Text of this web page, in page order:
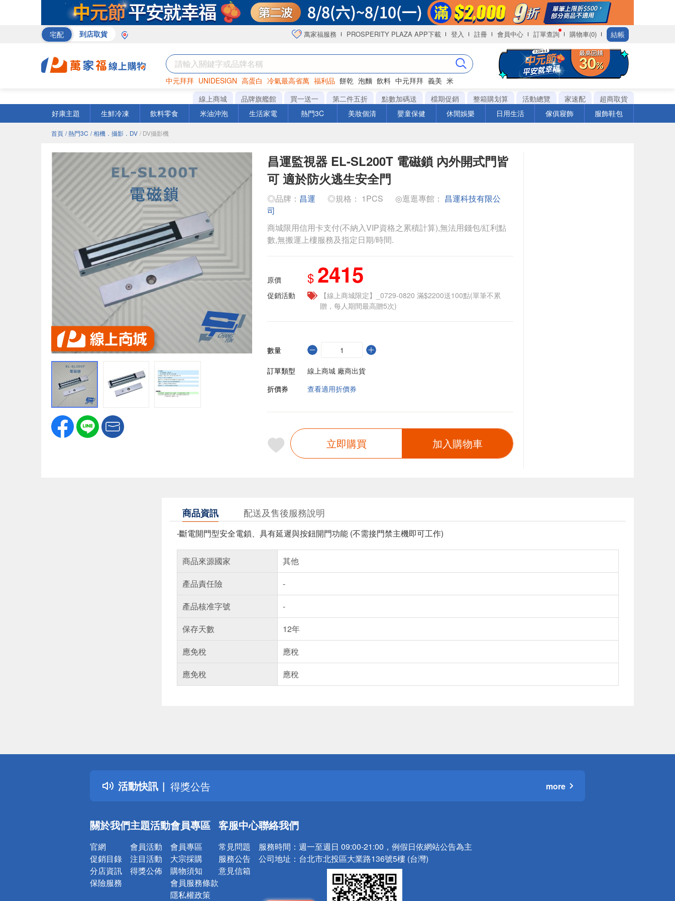
宅配 到店取貨 萬家福服務 PROSPERITY PLAZA APP下載 登入 註冊 會員中心 訂單查詢 購物車(0) 結帳
中元拜拜 UNIDESIGN 高蛋白 冷氣最高省萬 福利品 餅乾 泡麵 飲料 中元拜拜 義美 米
罐頭 海苔 洋芋片
線上商城 品牌旗艦館 買一送一 第二件五折 點數加碼送 檔期促銷 整箱購划算 活動總覽 家速配
超商取貨
好康主題
生鮮冷凍 飲料零食 米油沖泡 生活家電 熱門3C 美妝個清 嬰童保健 休閒娛樂 日用生活 傢俱寢飾 服飾鞋包
首頁 / 熱門3C / 相機．攝影．DV / DV攝影機
昌運監視器 EL-SL200T 電磁鎖 內外開式門皆
可 適於防火逃生安全門
◎品牌： 昌運 ◎規格： 1PCS ◎逛逛專館： 昌運科技有限公
司
商城限用信用卡支付(不納入VIP資格之累積計算),無法用錢包/紅利點
數,無搬運上樓服務及指定日期/時間.
原價 $ 2415
促銷活動
【線上商城限定】_0729-0820 滿$2200送100點(單筆不累
贈，每人期間最高贈5次)
數量
訂單類型
線上商城 廠商出貨
折價券
查看適用折價券
立即購買 加入購物車
商品資訊 配送及售後服務說明
-斷電開門型安全電鎖、具有延遲與按鈕開門功能 (不需接門禁主機即可工作)
商品來源國家
其他
產品責任險
-
產品核准字號
-
保存天數
12年
應免稅
應稅
應免稅
應稅
活動快訊
詐騙網頁！請小心！
得獎公告
熱門話題
銀行優惠
詐騙網頁！請小心！
more
關於我們
官網
促銷目錄
分店資訊
保險服務
主題活動
會員活動
注目活動
得獎公佈
會員專區
會員專區
大宗採購
購物須知
會員服務條款
隱私權政策
客服中心
常見問題
服務公告
意見信箱
聯絡我們
服務時間： 週一至週日 09:00-21:00，例假日依網站公告為主
公司地址： 台北市北投區大業路136號5樓 (台灣)